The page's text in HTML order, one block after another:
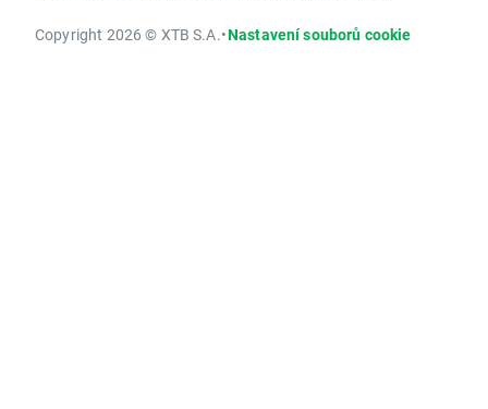
Copyright 2026 © XTB S.A.•Nastavení souborů cookie